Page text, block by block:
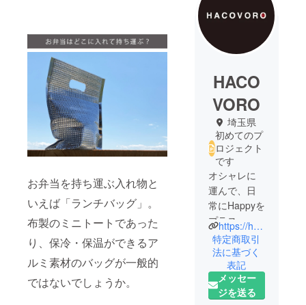
お弁当を持ち運ぶ入れ物と
いえば「ランチバッグ」。
布製のミニトートであった
り、保冷・保温ができるア
ルミ素材のバッグが一般的
ではないでしょうか。
HACO
VORO
埼玉県
初めてのプ
ロジェクト
です
オシャレに
運んで、日
常にHappyを
プラス。
運ぶ＋
LAVORO(イ
タリア語で
仕事の意味)
＝
https://hacovoro.official.ec/
特定商取引
法に基づく
表記
メッセー
ジを送る